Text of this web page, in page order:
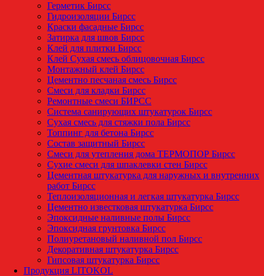
Герметик Бирсс
Гидроизоляции Бирсс
Краски фасадные Бирсс
Затирка для швов Бирсс
Клей для плитки Бирсс
Клей Сухая смесь облицовочная Бирсс
Монтажный клей Бирсс
Цементно песчаная смесь Бирсс
Смеси для кладки Бирсс
Ремонтные смеси БИРСС
Система санирующих штукатурок Бирсс
Сухая смесь для стяжки пола Бирсс
Топпинг для бетона Бирсс
Состав защитный Бирсс
Смеси для утепления дома ТЕРМОПОР Бирсс
Сухие смеси для шпаклевки стен Бирсс
Цементная штукатурка для наружных и внутренних
работ Бирсс
Теплоизоляционная и легкая штукатурка Бирсс
Цементно известковая штукатурка Бирсс
Эпоксидные наливные полы Бирсс
Эпоксидная грунтовка Бирсс
Полиуретановый наливной пол Бирсс
Декоративная штукатурка Бирсс
Гипсовая штукатурка Бирсс
Продукция LITOKOL